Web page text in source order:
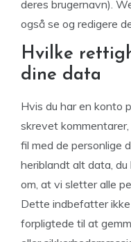
deres brugernavn).
også se og redigere
Hvilke
dine data
Hvis du har en konto
skrevet
fil med de personlige
heriblandt alt data,
om, at vi sletter alle
Dette indbefatter
forpligtede til at